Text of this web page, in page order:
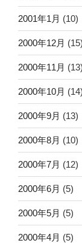
2001年1月 (10)
2000年12月 (15)
2000年11月 (13)
2000年10月 (14)
2000年9月 (13)
2000年8月 (10)
2000年7月 (12)
2000年6月 (5)
2000年5月 (5)
2000年4月 (5)